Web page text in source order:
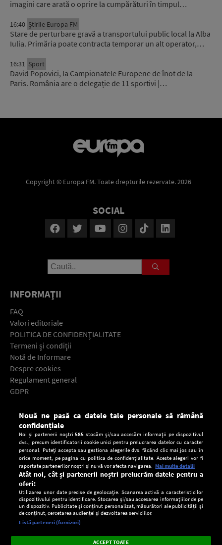
imagini care arată o oprire la cumpărături în timpul…
16:40 Știrile Europa FM
Stare de perturbare gravă a transportului public local la Alba
Iulia. Primăria poate contracta temporar un alt operator,…
16:31 Sport
David Popovici, la Campionatele Europene de înot de la
Paris. România are o delegație de 11 sportivi |…
Copyright © Europa FM. Toate drepturile rezervate. 2026
SOCIAL
INFORMAŢII
FAQ
Valori editoriale
POLITICA DE CONFIDENŢIALITATE
Termeni şi condiţii
Notă de Informare
Despre cookies
Regulament general
GDPR
Descarcă gratuit aplicaţia Europa FM pentru smartphone:
Setări:
Dark
Radio live, podcasturi, știri și alerte ×
Nouă ne pasă ca datele tale personale să rămână
confidențiale
Noi și partenerii noștri585 stocăm și/sau accesăm informații pe dispozitivul
dvs., precum identificatorii cookie unici pentru prelucrarea datelor cu caracter
personal. Puteți accepta sau gestiona alegerile dvs. făcând clic mai jos sau în
orice moment, pe pagina cu politica de confidențialitate. Aceste alegeri vor fi
raportate partenerilor noștri și nu vă vor afecta navigarea. Mai multe detalii
Atât noi, cât și partenerii noștri prelucrăm datele pentru a
oferi:
Utilizarea unor date precise de geolocație. Scanarea activă a caracteristicilor
dispozitivului pentru identificare. Stocarea și/sau accesarea informațiilor de pe
un dispozitiv. Publicitate și conținut personalizat, măsurători ale publicității și
de conținut, cercetarea audienței și dezvoltarea serviciilor.
Listă parteneri (furnizori)
ACCEPT TOATE